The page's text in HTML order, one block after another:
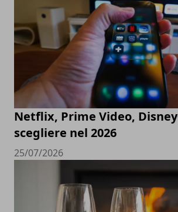
Netflix, Prime Video,
scegliere nel 2026
25/07/2026